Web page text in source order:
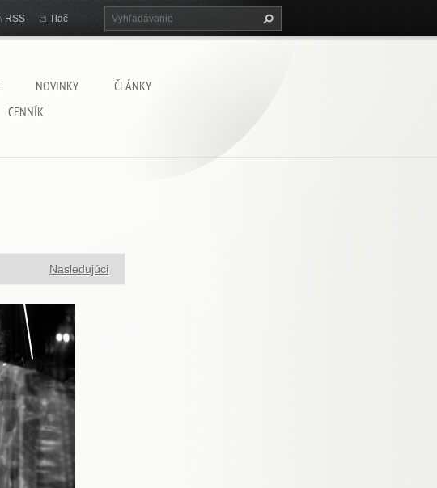
NOVINKY
ČLÁNKY
CENNÍK
RSS Tlač
Nasledujúci